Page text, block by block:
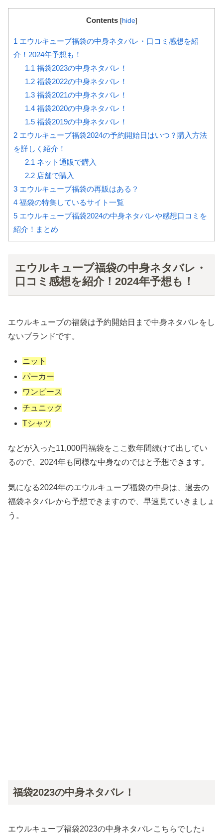
Contents [hide]
1 エウルキューブ福袋の中身ネタバレ・口コミ感想を紹
介！2024年予想も！
1.1 福袋2023の中身ネタバレ！
1.2福袋2022の中身ネタバレ！
1.3福袋2021の中身ネタバレ！
1.4福袋2020の中身ネタバレ！
1.5福袋2019の中身ネタバレ！
2 エウルキューブ福袋2024の予約開始日はいつ？購入方法
を詳しく紹介！
2.1 ネット通販で購入
2.2店舗で購入
3 エウルキューブ福袋の再販はある？
4 福袋の特集しているサイト一覧
5 エウルキューブ福袋2024の中身ネタバレや感想口コミを
紹介！まとめ
エウルキューブ福袋の中身ネタバレ・
口コミ感想を紹介！2024年予想も！
エウルキューブの福袋は予約開始日まで中身ネタバレをし
ないブランドです。
ニット
パーカー
ワンピース
チュニック
Tシャツ
などが入った11,000円福袋をここ数年間続けて出してい
るので、2024年も同様な中身なのではと予想できます。
気になる2024年のエウルキューブ福袋の中身は、過去の
福袋ネタバレから予想できますので、早速見ていきましょ
う。
福袋2023の中身ネタバレ！
エウルキューブ福袋2023の中身ネタバレこちらでした↓